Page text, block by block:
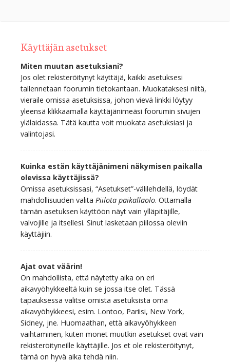
Käyttäjän asetukset
Miten muutan asetuksiani?
Jos olet rekisteröitynyt käyttäjä, kaikki asetuksesi
tallennetaan foorumin tietokantaan. Muokataksesi niitä,
vieraile omissa asetuksissa, johon vievä linkki löytyy
yleensä klikkaamalla käyttäjänimeäsi foorumin sivujen
ylälaidassa. Tätä kautta voit muokata asetuksiasi ja
valintojasi.
Kuinka estän käyttäjänimeni näkymisen paikalla
olevissa käyttäjissä?
Omissa asetuksissasi, “Asetukset”-välilehdellä, löydät
mahdollisuuden valita Piilota paikallaolo. Ottamalla
tämän asetuksen käyttöön näyt vain ylläpitäjille,
valvojille ja itsellesi. Sinut lasketaan piilossa oleviin
käyttäjiin.
Ajat ovat väärin!
On mahdollista, että näytetty aika on eri
aikavyöhykkeeltä kuin se jossa itse olet. Tässä
tapauksessa valitse omista asetuksista oma
aikavyöhykkeesi, esim. Lontoo, Pariisi, New York,
Sidney, jne. Huomaathan, että aikavyöhykkeen
vaihtaminen, kuten monet muutkin asetukset ovat vain
rekisteröityneille käyttäjille. Jos et ole rekisteröitynyt,
tämä on hyvä aika tehdä niin.